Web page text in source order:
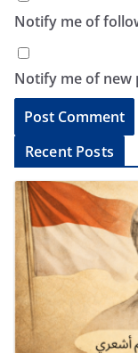
Notify me of
Notify me of new
l
t
Recent Posts